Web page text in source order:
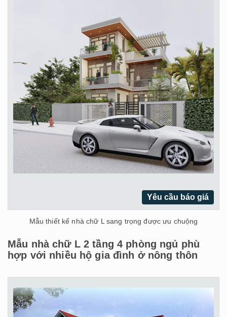
Yêu cầu báo giá
Mẫu thiết kế nhà chữ L sang trọng được ưu chuộng
Mẫu nhà chữ L 2 tầng 4 phòng ngủ phù
hợp với nhiều hộ gia đình ở nông thôn